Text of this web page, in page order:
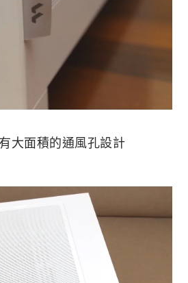
大面積的通風孔設計